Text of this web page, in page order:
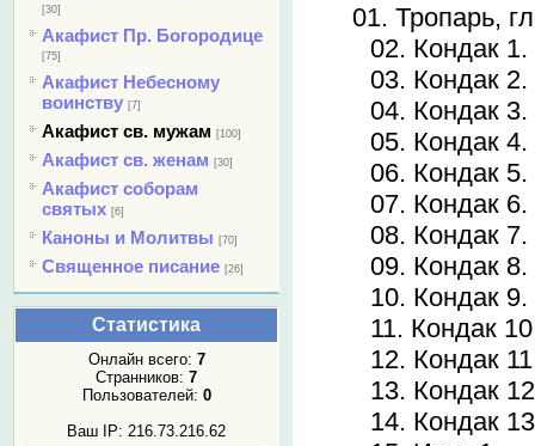
[30]
Акафист Пр. Богородице
[75]
Акафист Небесному
воинству [7]
Акафист св. мужам [100]
Акафист св. женам [30]
Акафист соборам
святых [6]
Каноны и Молитвы [70]
Священное писание [26]
Статистика
Онлайн всего: 7
Странников: 7
Пользователей: 0
Ваш IP: 216.73.216.62
01. Тропарь,
02. Кондак
03. Кондак
04. Кондак
05. Кондак
06. Кондак
07. Кондак
08. Кондак
09. Кондак
10. Кондак
11. Кондак
12. Кондак
13. Кондак
14. Кондак 13